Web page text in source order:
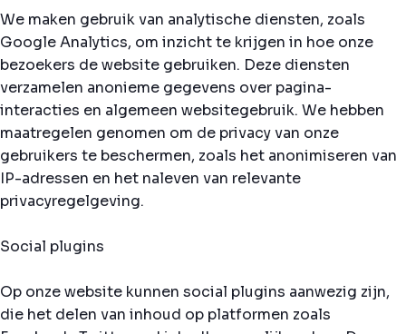
We maken gebruik van analytische diensten, zoals
Google Analytics, om inzicht te krijgen in hoe onze
bezoekers de website gebruiken. Deze diensten
verzamelen anonieme gegevens over pagina-
interacties en algemeen websitegebruik. We hebben
maatregelen genomen om de privacy van onze
gebruikers te beschermen, zoals het anonimiseren van
IP-adressen en het naleven van relevante
privacyregelgeving.
Social plugins
Op onze website kunnen social plugins aanwezig zijn,
die het delen van inhoud op platformen zoals